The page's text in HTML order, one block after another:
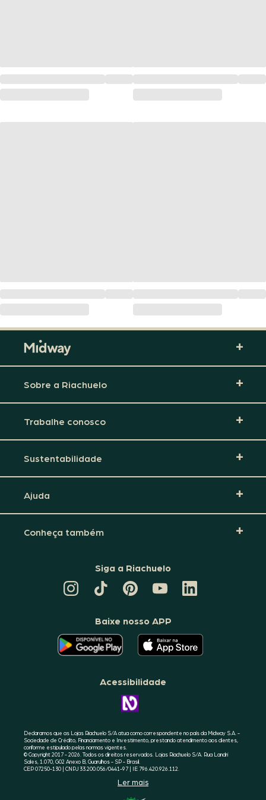
Sobre a Riachuelo
Trabalhe conosco
Sustentabilidade
Ajuda
Conheça também
Siga a Riachuelo
TIKTOK
DA
PINTEREST
DA
CANAL
DA
RIACHUELO
LINKEDIN
DA
Baixe nosso APP
O
APLICATIVO
DA
RIACHUELO
GOOGLE
O
APLICATIVO
DA
RIACHUELO
Acessibilidade
CONHEÇA
A
Declaramos que as Lojas Riachuelo S/A atua como correspondente no país da Midway S.A. -
Sociedade de Crédito, Financiamento e Investimento, prestando atendimento aos clientes,
conforme estipulado pelas normas vigentes.
© Copyright 2017 - 2026. Todos os direitos reservados. Lojas Riachuelo S/A. Rua Landri
Sales, 1.070, G02 Anexo B, Guarulhos - SP - Brasil.
CEP 07250-130 | CNPJ 33.200.056/0441-97 | IE 796.420.926.112.
Ler mais